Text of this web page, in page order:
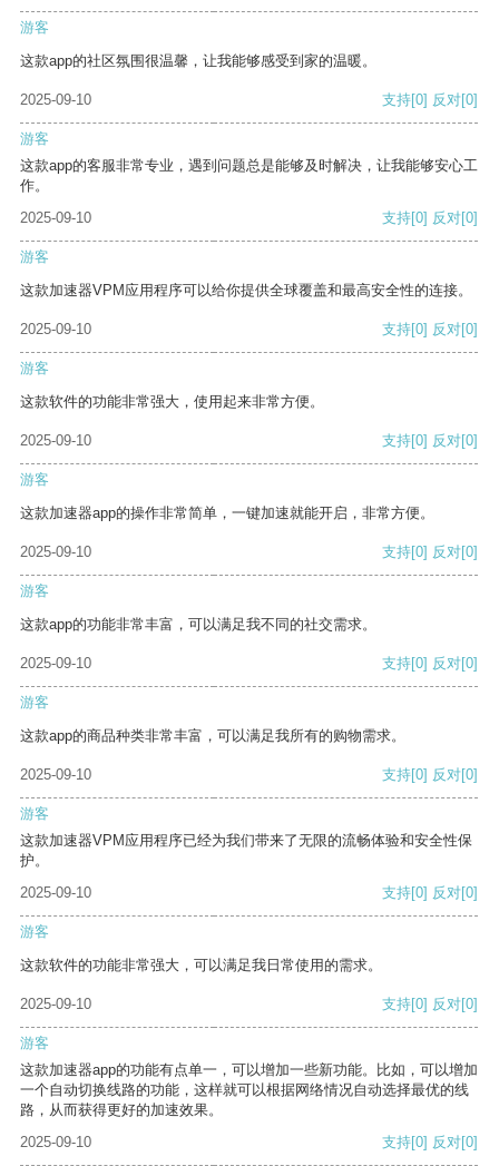
游客
这款app的社区氛围很温馨，让我能够感受到家的温暖。
2025-09-10 支持[0] 反对[0]
游客
这款app的客服非常专业，遇到问题总是能够及时解决，让我能够安心工
作。
2025-09-10
支持[0] 反对[0]
游客
这款加速器VPM应用程序可以给你提供全球覆盖和最高安全性的连接。
2025-09-10 支持[0] 反对[0]
游客
这款软件的功能非常强大，使用起来非常方便。
2025-09-10 支持[0] 反对[0]
游客
这款加速器app的操作非常简单，一键加速就能开启，非常方便。
2025-09-10 支持[0] 反对[0]
游客
这款app的功能非常丰富，可以满足我不同的社交需求。
2025-09-10 支持[0] 反对[0]
游客
这款app的商品种类非常丰富，可以满足我所有的购物需求。
2025-09-10 支持[0] 反对[0]
游客
这款加速器VPM应用程序已经为我们带来了无限的流畅体验和安全性保
护。
2025-09-10
支持[0] 反对[0]
游客
这款软件的功能非常强大，可以满足我日常使用的需求。
2025-09-10 支持[0] 反对[0]
游客
这款加速器app的功能有点单一，可以增加一些新功能。比如，可以增加
一个自动切换线路的功能，这样就可以根据网络情况自动选择最优的线
路，从而获得更好的加速效果。
2025-09-10
支持[0] 反对[0]